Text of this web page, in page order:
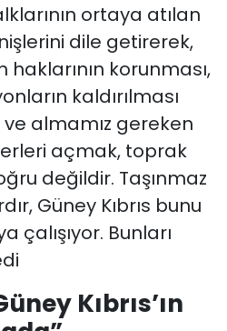
ortaya atılan
dile getirerek,
haklarının korunması,
kaldırılması
almamız gereken
açmak, toprak
değildir. Taşınmaz
Güney Kıbrıs bunu
çalışıyor. Bunları
Kıbrıs’ın